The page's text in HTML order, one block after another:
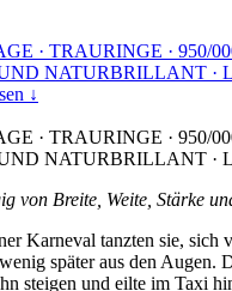
· TRAURINGE · 950/
NATURBRILLANT ·
↓
· TRAURINGE · 950/
NATURBRILLANT ·
von Breite, Weite, Stärke
Karneval tanzten sie, sich
später aus den Augen.
steigen und eilte im Taxi